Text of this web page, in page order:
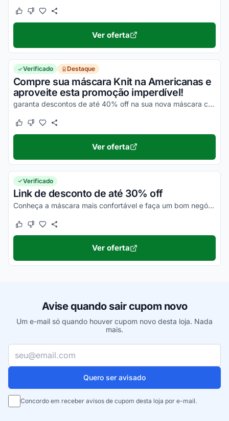
Este cupom funcionou
Este cupom não funcionou
Ver oferta
Verificado Destaque
Compre sua máscara Knit na Americanas e
aproveite esta promoção imperdível!
garanta descontos de até 40% off na sua nova máscara com todas as ofertas disponíveis na Americanas!
Este cupom funcionou
Este cupom não funcionou
Ver oferta
Verificado
Link de desconto de até 30% off
Conheça a máscara mais confortável e faça um bom negócio.
Este cupom funcionou
Este cupom não funcionou
Ver oferta
Avise quando sair cupom novo
Um e-mail só quando houver cupom novo desta loja. Nada
mais.
Seu e-mail
Quero ser avisado
Concordo em receber avisos de cupom desta loja por e-mail.